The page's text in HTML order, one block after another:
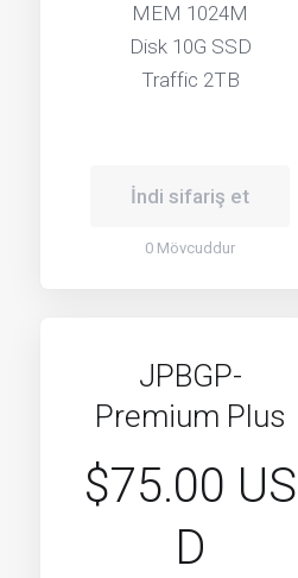
MEM 1024M
Disk 10G SSD
Traffic 2TB
İndi sifariş et
0 Mövcuddur
JPBGP-
Premium Plus
$75.00 US
D